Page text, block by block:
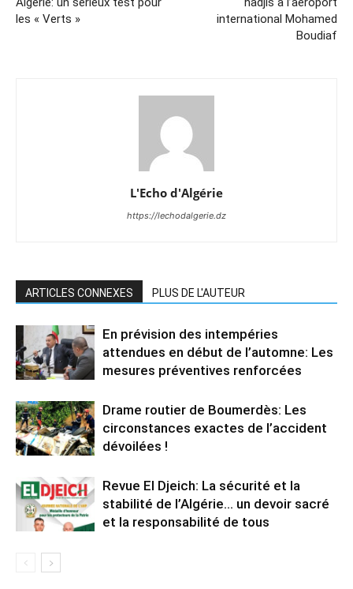
les « Verts »
international Mohamed
Boudiaf
L'Echo d'Algérie
https://lechodalgerie.dz
ARTICLES CONNEXES PLUS DE L'AUTEUR
En prévision des intempéries
attendues en début de l’automne: Les
mesures préventives renforcées
Drame routier de Boumerdès: Les
circonstances exactes de l’accident
dévoilées !
Revue El Djeich: La sécurité et la
stabilité de l’Algérie… un devoir sacré
et la responsabilité de tous